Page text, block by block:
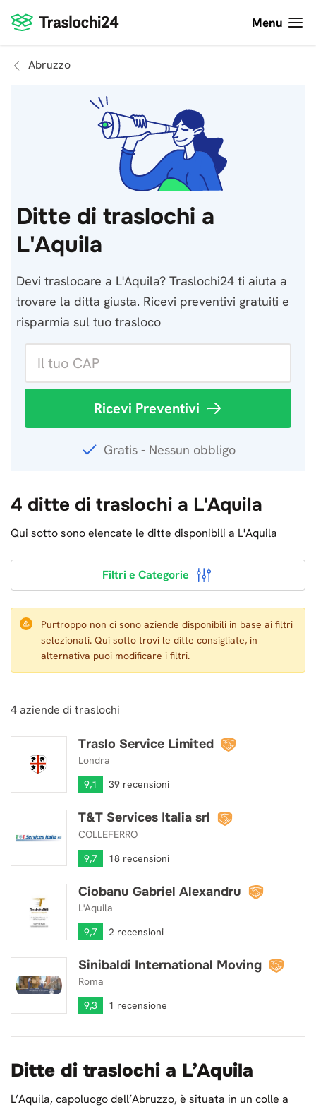
Menu
Abruzzo
Ditte di traslochi a
L'Aquila
Devi traslocare a L'Aquila? Traslochi24 ti aiuta a
trovare la ditta giusta. Ricevi preventivi gratuiti e
risparmia sul tuo trasloco
Ricevi Preventivi
Gratis - Nessun obbligo
4 ditte di traslochi a L'Aquila
Qui sotto sono elencate le ditte disponibili a L'Aquila
Filtri e Categorie
Purtroppo non ci sono aziende disponibili in base ai filtri
selezionati. Qui sotto trovi le ditte consigliate, in
alternativa puoi modificare i filtri.
4aziende di traslochi
Traslo Service Limited
Londra
9,1
39 recensioni
Traslo Service Limited
T&T Services Italia srl
COLLEFERRO
9,7
18 recensioni
T&T Services Italia srl
Ciobanu Gabriel Alexandru
L'Aquila
9,7
2 recensioni
Ciobanu Gabriel Alexandru
Sinibaldi International Moving
Roma
9,3
1 recensione
Sinibaldi International Moving
Ditte di traslochi a L’Aquila
L’Aquila, capoluogo dell’Abruzzo, è situata in un colle a